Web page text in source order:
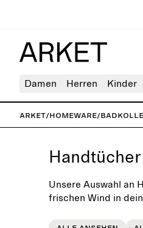
Damen Herren Kinder
ARKET/Homeware/
Handtücher
Unsere Auswahl an
frischen Wind in